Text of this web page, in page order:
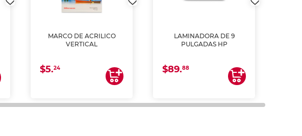
MARCO DE ACRILICO
VERTICAL
$5.24
LAMINADORA DE 9
PULGADAS HP
$89.88